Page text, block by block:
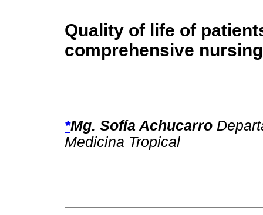
Quality of life of
comprehensive
*Mg. Sofía Achucarro
Medicina Tropical